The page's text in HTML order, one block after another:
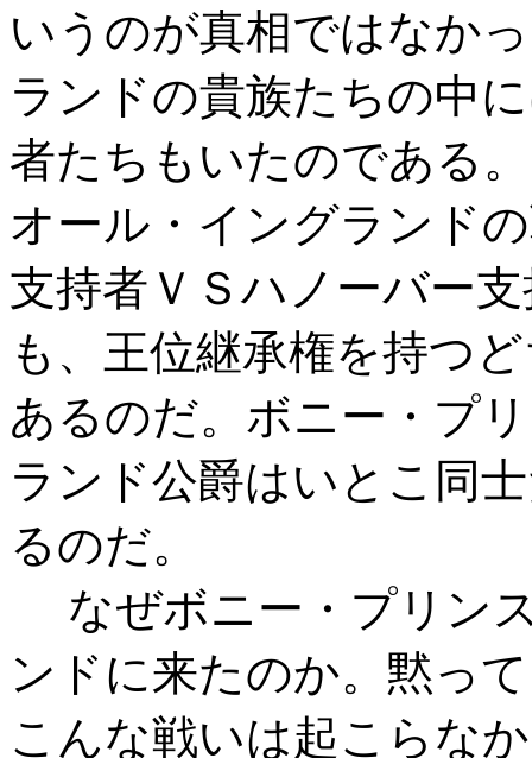
いうのが真相ではなか
ランドの貴族たちの中
者たちもいたのである
オール・イングランド
支持者ＶＳハノーバー
も、王位継承権を持つ
あるのだ。ボニー・プ
ランド公爵はいとこ同
るのだ。
なぜボニー・プリン
ンドに来たのか。黙っ
こんな戦いは起こらな